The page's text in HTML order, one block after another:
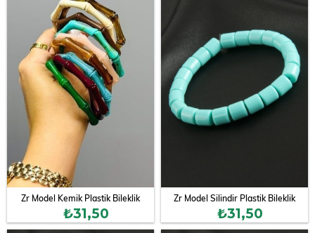
Zr Model Kemik Plastik Bileklik
₺31,50
Zr Model Silindir Plastik Bileklik
₺31,50